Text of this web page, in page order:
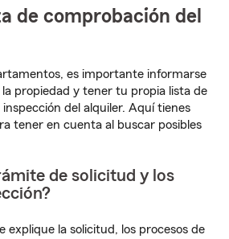
de comprobación del
es importante informarse
la propiedad y tener tu propia lista de
del alquiler. Aquí tienes
tener en cuenta al buscar posibles
de solicitud y los
explique la solicitud, los procesos de